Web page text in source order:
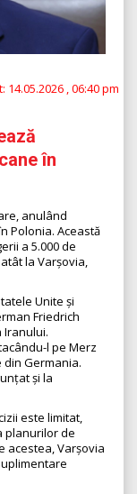
14.05.2026 , 06:40 pm
în
anulând
Polonia. Această
a 5.000 de
la Varșovia,
Unite și
Friedrich
Iranului.
l pe Merz
Germania.
și la
este limitat,
planurilor de
acestea, Varșovia